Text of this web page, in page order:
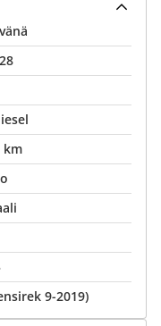
km
9-2019)